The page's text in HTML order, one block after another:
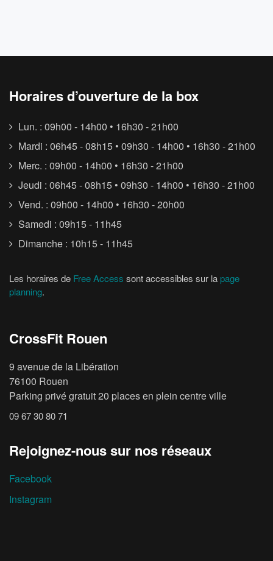
Horaires d’ouverture de la box
Lun. : 09h00 - 14h00 • 16h30 - 21h00
Mardi : 06h45 - 08h15 • 09h30 - 14h00 • 16h30 - 21h00
Merc. : 09h00 - 14h00 • 16h30 - 21h00
Jeudi : 06h45 - 08h15 • 09h30 - 14h00 • 16h30 - 21h00
Vend. : 09h00 - 14h00 • 16h30 - 20h00
Samedi : 09h15 - 11h45
Dimanche : 10h15 - 11h45
Les horaires de Free Access sont accessibles sur la page
planning.
CrossFit Rouen
9 avenue de la Libération
76100 Rouen
Parking privé gratuit 20 places en plein centre ville
09 67 30 80 71
Rejoignez-nous sur nos réseaux
Facebook
Instagram